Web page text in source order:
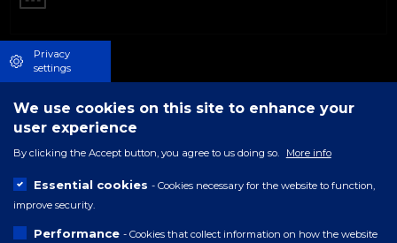
Privacy
settings
We use cookies on this site to enhance your
user experience
By clicking the Accept button, you agree to us doing so. More info
Essential cookies - Cookies necessary for the website to function,
improve security.
Performance - Cookies that collect information on how the website